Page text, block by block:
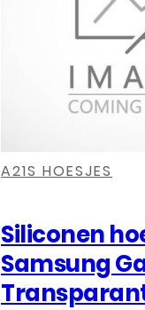
,
A21S HOESJES
Siliconen
Samsung